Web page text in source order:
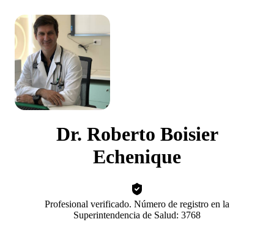
Dr. Roberto Boisier
Echenique
Profesional verificado. Número de registro en la
Superintendencia de Salud: 3768